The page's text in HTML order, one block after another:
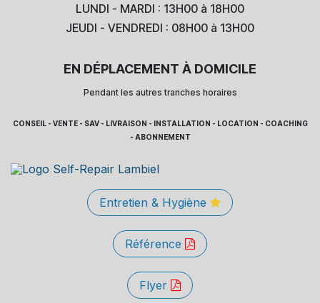
LUNDI - MARDI : 13H00 à 18H00
JEUDI - VENDREDI : 08H00 à 13H00
EN DÉPLACEMENT À DOMICILE
Pendant les autres tranches horaires
CONSEIL - VENTE - SAV - LIVRAISON - INSTALLATION - LOCATION - COACHING
- ABONNEMENT
Entretien & Hygiène
Référence
Flyer